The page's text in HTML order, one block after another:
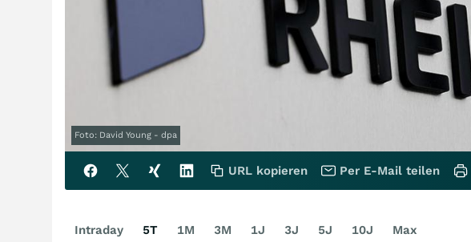
Foto: David Young - dpa
URL kopieren Per E-Mail teilen
Intraday 5T 1M 3M 1J 3J 5J 10J Max